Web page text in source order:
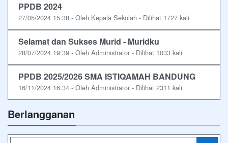
PPDB 2024
27/05/2024 15:38 - Oleh Kepala Sekolah - Dilihat 1727 kali
Selamat dan Sukses Murid - Muridku
28/07/2024 19:39 - Oleh Administrator - Dilihat 1033 kali
PPDB 2025/2026 SMA ISTIQAMAH BANDUNG
16/11/2024 16:34 - Oleh Administrator - Dilihat 2311 kali
Berlangganan